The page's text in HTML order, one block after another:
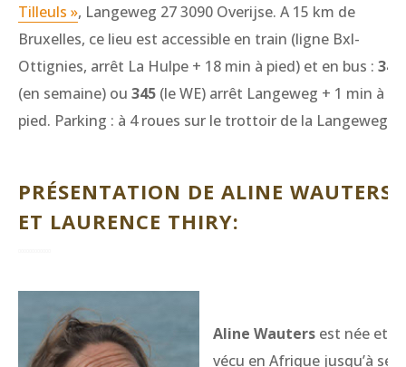
Tilleuls », Langeweg 27 3090 Overijse. A 15 km de
Bruxelles, ce lieu est accessible en train (ligne Bxl-
Ottignies, arrêt La Hulpe + 18 min à pied) et en bus : 343
(en semaine) ou 345 (le WE) arrêt Langeweg + 1 min à
pied. Parking : à 4 roues sur le trottoir de la Langeweg.
PRÉSENTATION DE ALINE WAUTERS
ET LAURENCE THIRY:
Aline Wauters est née et a
vécu en Afrique jusqu’à ses